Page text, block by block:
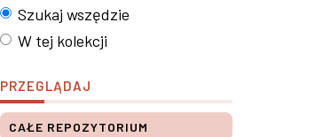
Szukaj wszędzie
W tej kolekcji
PRZEGLĄDAJ
CAŁE REPOZYTORIUM